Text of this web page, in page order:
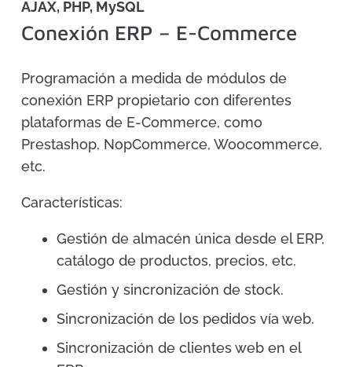
AJAX, PHP, MySQL
Conexión ERP – E-Commerce
Programación a medida de módulos de
conexión ERP propietario con diferentes
plataformas de E-Commerce, como
Prestashop, NopCommerce, Woocommerce,
etc.
Características:
Gestión de almacén única desde el ERP,
catálogo de productos, precios, etc.
Gestión y sincronización de stock.
Sincronización de los pedidos vía web.
Sincronización de clientes web en el